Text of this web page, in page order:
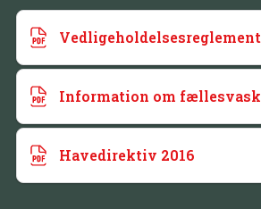
Vedligeholdelsesreglement
Havedirektiv 2016